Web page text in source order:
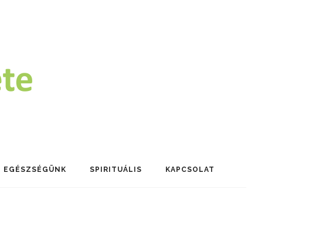
EGÉSZSÉGÜNK SPIRITUÁLIS KAPCSOLAT